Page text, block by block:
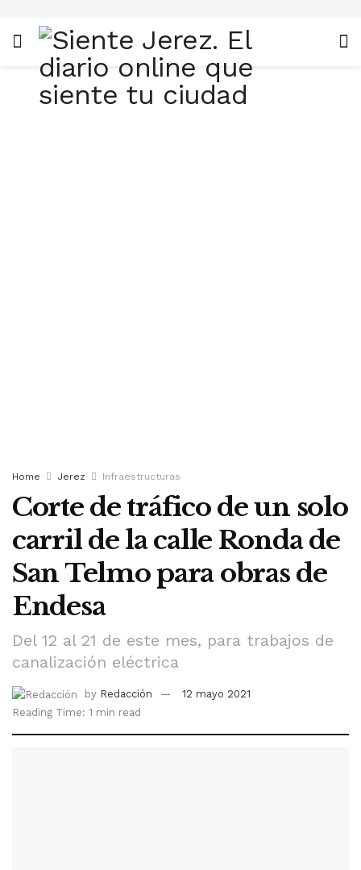
Home Jerez Infraestructuras
Corte de tráfico de un solo
carril de la calle Ronda de
San Telmo para obras de
Endesa
Del 12 al 21 de este mes, para trabajos de
canalización eléctrica
by Redacción
12 mayo 2021
Reading Time: 1 min read